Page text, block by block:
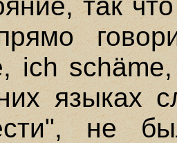
ich
языках
не